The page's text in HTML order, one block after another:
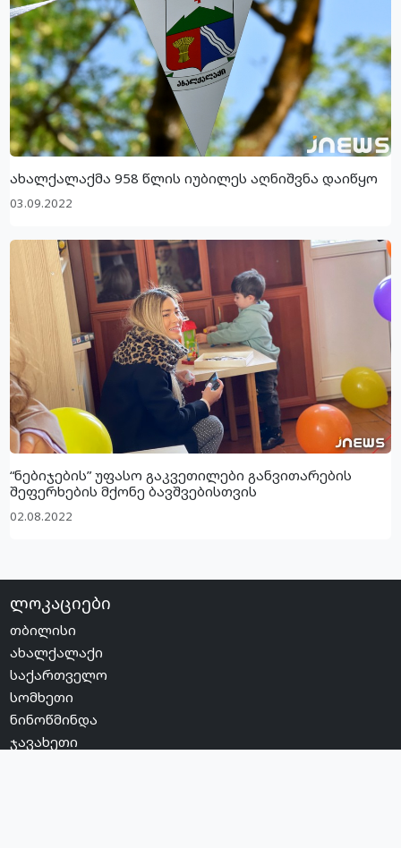
ახალქალაქმა 958 წლის იუბილეს აღნიშვნა დაიწყო
03.09.2022
“ნებიჯების” უფასო გაკვეთილები განვითარების
შეფერხების მქონე ბავშვებისთვის
02.08.2022
ლოკაციები
თბილისი
ახალქალაქი
საქართველო
სომხეთი
ნინოწმინდა
ჯავახეთი